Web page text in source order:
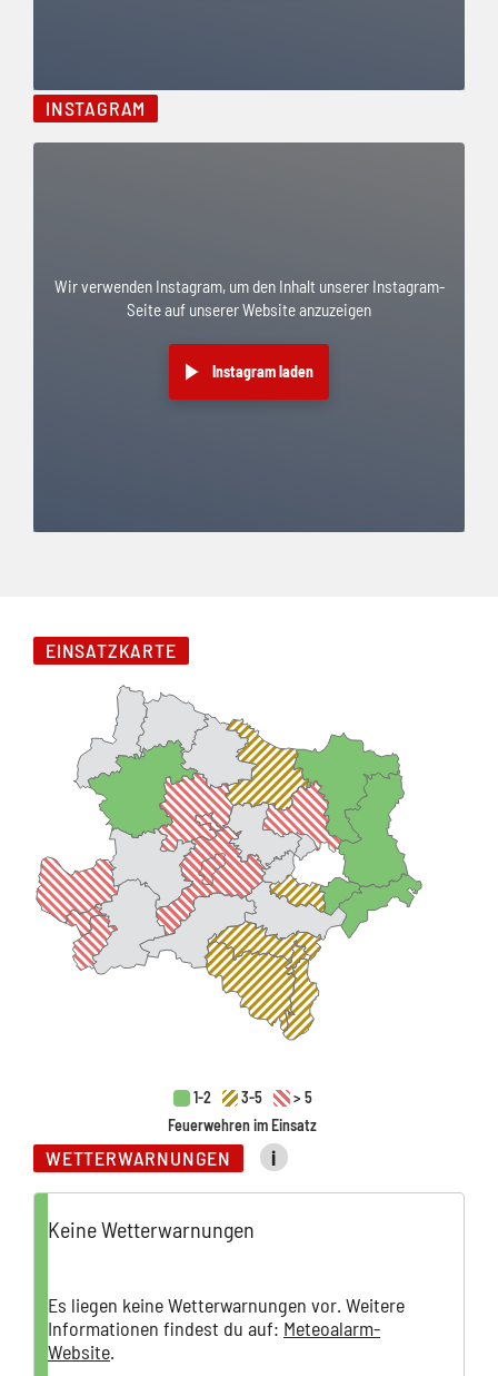
Facebook übersprungen
INSTAGRAM
Wir verwenden Instagram, um den Inhalt unserer Instagram-
Seite auf unserer Website anzuzeigen
Instagram laden
EINSATZKARTE
Es sind folgende Feuerwehren im Einsatz.
Im Bezirk Amstetten sind 6 Feuerwehren im Einsatz
Im Bezirk Bruck/Leitha ist eine Feuerwehr im Einsatz
Im Bezirk Gänserndorf ist eine Feuerwehr im Einsatz
Im Bezirk Schwechat ist eine Feuerwehr im Einsatz
Im Bezirk Hollabrunn sind 4 Feuerwehren im Einsatz
Im Bezirk Stockerau sind 10 Feuerwehren im Einsatz
Im Bezirk Krems/Donau sind 7 Feuerwehren im Einsatz
Im Bezirk Mistelbach ist eine Feuerwehr im Einsatz
Im Bezirk Mödling sind 3 Feuerwehren im Einsatz
Im Bezirk Neunkirchen sind 4 Feuerwehren im Einsatz
Im Bezirk Zwettl ist eine Feuerwehr im Einsatz
1-2 3-5
> 5
Feuerwehren im Einsatz
WETTERWARNUNGEN i
Zeitverzögerungen zwischen dieser Website und der
Folie 1 von 1
Keine Wetterwarnungen
Es liegen keine Wetterwarnungen vor. Weitere
Informationen findest du auf: Meteoalarm-
Website.